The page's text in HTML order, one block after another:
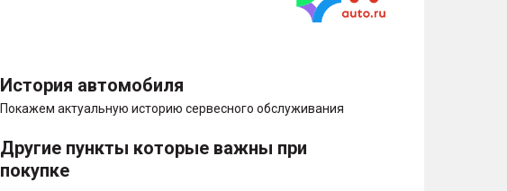
История автомобиля
Покажем актуальную историю сервесного обслуживания
Другие пункты которые важны при
покупке